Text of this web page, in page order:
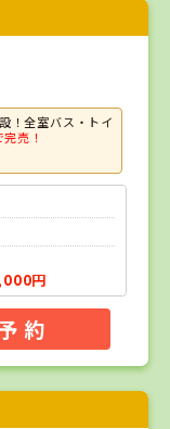
！全室バス・トイ
売！
円
約